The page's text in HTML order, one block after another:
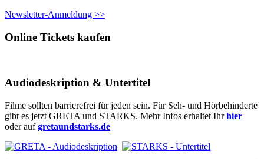
Newsletter-Anmeldung >>
Online Tickets kaufen
Audiodeskription & Untertitel
Filme sollten barrierefrei für jeden sein. Für Seh- und Hörbehinderte
gibt es jetzt GRETA und STARKS. Mehr Infos erhaltet Ihrhier
oder aufgretaundstarks.de